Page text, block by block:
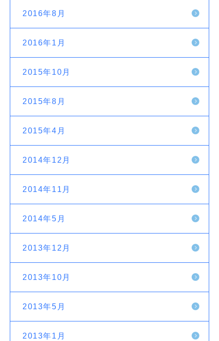
2016年8月
2016年1月
2015年10月
2015年8月
2015年4月
2014年12月
2014年11月
2014年5月
2013年12月
2013年10月
2013年5月
2013年1月